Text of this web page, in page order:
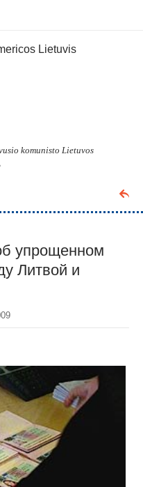
Lietuvis
komunisto Lietuvos
упрощенном
Литвой и